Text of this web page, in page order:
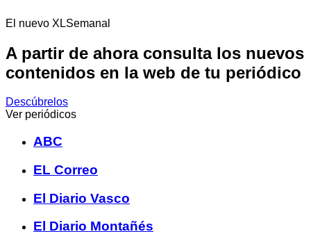
El nuevo XLSemanal
A partir de ahora consulta los nuevos
contenidos en la web de tu periódico
Descúbrelos
Ver periódicos
ABC
EL Correo
El Diario Vasco
El Diario Montañés